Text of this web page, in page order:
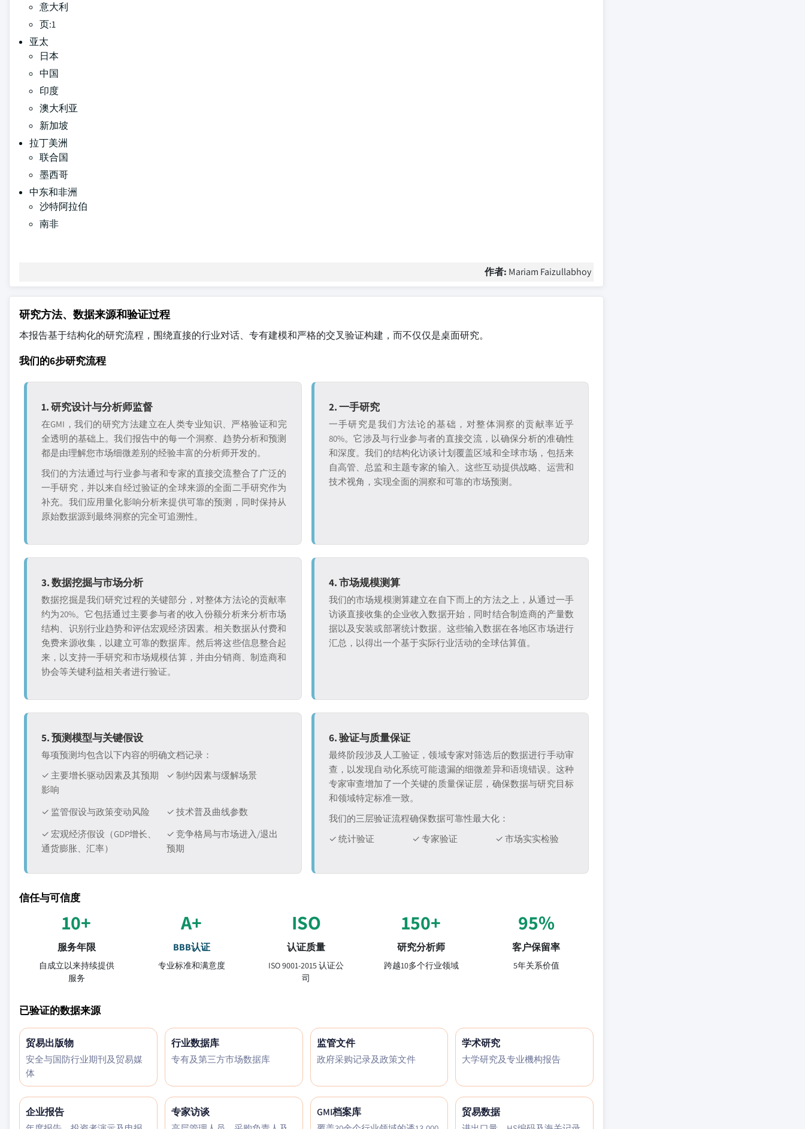
意大利
页:1
亚太
日本
中国
印度
澳大利亚
新加坡
拉丁美洲
联合国
墨西哥
中东和非洲
沙特阿拉伯
南非
作者: Mariam Faizullabhoy
研究方法、数据来源和验证过程
本报告基于结构化的研究流程，围绕直接的行业对话、专有建模和严格的交叉验证构建，而不仅仅是桌面研究。
我们的6步研究流程
1. 研究设计与分析师监督
在GMI，我们的研究方法建立在人类专业知识、严格验证和完
全透明的基础上。我们报告中的每一个洞察、趋势分析和预测
都是由理解您市场细微差别的经验丰富的分析师开发的。
我们的方法通过与行业参与者和专家的直接交流整合了广泛的
一手研究，并以来自经过验证的全球来源的全面二手研究作为
补充。我们应用量化影响分析来提供可靠的预测，同时保持从
原始数据源到最终洞察的完全可追溯性。
2. 一手研究
一手研究是我们方法论的基础，对整体洞察的贡献率近乎
80%。它涉及与行业参与者的直接交流，以确保分析的准确性
和深度。我们的结构化访谈计划覆盖区域和全球市场，包括来
自高管、总监和主题专家的输入。这些互动提供战略、运营和
技术视角，实现全面的洞察和可靠的市场预测。
3. 数据挖掘与市场分析
数据挖掘是我们研究过程的关键部分，对整体方法论的贡献率
约为20%。它包括通过主要参与者的收入份额分析来分析市场
结构、识别行业趋势和评估宏观经济因素。相关数据从付费和
免费来源收集，以建立可靠的数据库。然后将这些信息整合起
来，以支持一手研究和市场规模估算，并由分销商、制造商和
协会等关键利益相关者进行验证。
4. 市场规模测算
我们的市场规模测算建立在自下而上的方法之上，从通过一手
访谈直接收集的企业收入数据开始，同时结合制造商的产量数
据以及安装或部署统计数据。这些输入数据在各地区市场进行
汇总，以得出一个基于实际行业活动的全球估算值。
5. 预测模型与关键假设
每项预测均包含以下内容的明确文档记录：
✓ 主要增长驱动因素及其预期
影响
✓ 制约因素与缓解场景
✓ 监管假设与政策变动风险
✓ 技术普及曲线参数
✓ 宏观经济假设（GDP增长、
通货膨胀、汇率）
✓ 竞争格局与市场进入/退出
预期
6. 验证与质量保证
最终阶段涉及人工验证，领域专家对筛选后的数据进行手动审
查，以发现自动化系统可能遗漏的细微差异和语境错误。这种
专家审查增加了一个关键的质量保证层，确保数据与研究目标
和领域特定标准一致。
我们的三层验证流程确保数据可靠性最大化：
✓ 统计验证
✓ 专家验证 ✓ 市场实实检验
信任与可信度
10+
服务年限
自成立以来持续提供
服务
A+
BBB认证
专业标准和满意度
ISO
认证质量
ISO 9001-2015 认证公
司
150+
研究分析师
跨越10多个行业领域
95%
客户保留率
5年关系价值
已验证的数据来源
贸易出版物
安全与国防行业期刊及贸易媒
体
行业数据库
专有及第三方市场数据库
监管文件
政府采购记录及政策文件
学术研究
大学研究及专业機构报告
企业报告 专家访谈 GMI档案库 贸易数据